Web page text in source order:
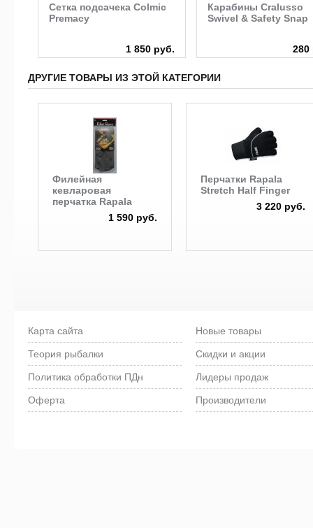
Сетка подсачека Colmic
Premacy
1 850 руб.
Карабины Cralusso
Swivel & Safety Snap
280
ДРУГИЕ ТОВАРЫ ИЗ ЭТОЙ КАТЕГОРИИ
Филейная
кевларовая
перчатка Rapala
1 590 руб.
Перчатки Rapala
Stretch Half Finger
3 220 руб.
Карта сайта
Теория рыбалки
Политика обработки ПДн
Оферта
Новые товары
Скидки и акции
Лидеры продаж
Производители